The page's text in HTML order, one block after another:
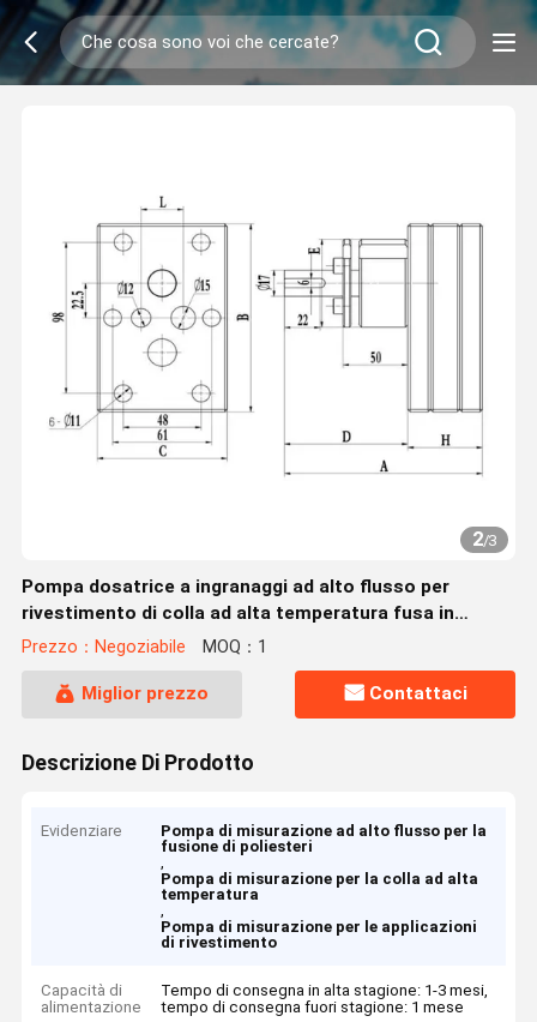
2/3
Pompa dosatrice a ingranaggi ad alto flusso per
rivestimento di colla ad alta temperatura fusa in
poliestere
Prezzo：Negoziabile MOQ：1
Miglior prezzo Contattaci
Descrizione Di Prodotto
Evidenziare
Pompa di misurazione ad alto flusso per la
fusione di poliesteri
,
Pompa di misurazione per la colla ad alta
temperatura
,
Pompa di misurazione per le applicazioni
di rivestimento
Capacità di
alimentazione
Tempo di consegna in alta stagione: 1-3 mesi,
tempo di consegna fuori stagione: 1 mese